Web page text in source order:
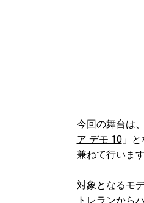
今回の舞台は
ア デモ 10」と
兼ねて行います
対象となるモ
トレランから